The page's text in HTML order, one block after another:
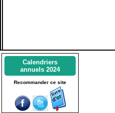
Calendriers
annuels 2024
Recommander ce site